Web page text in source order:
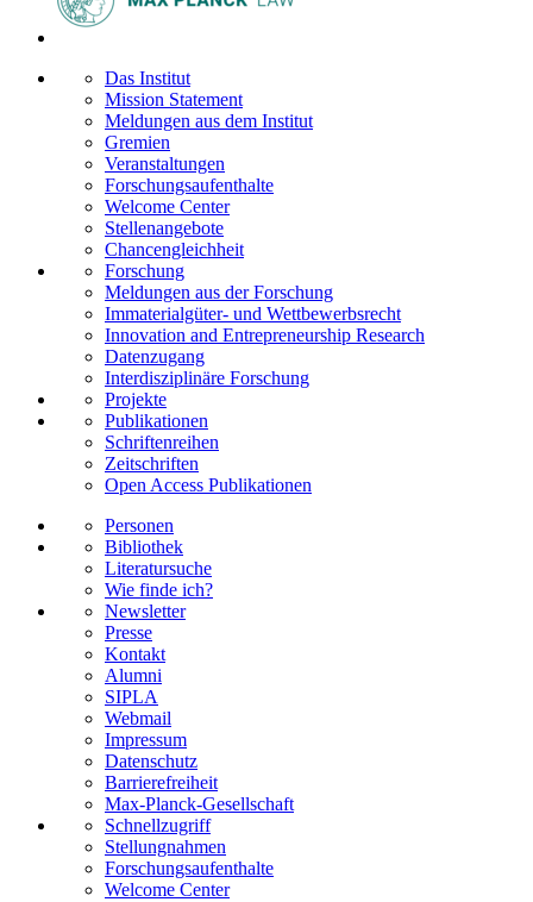
Das Institut
Mission Statement
Meldungen aus dem Institut
Gremien
Veranstaltungen
Forschungsaufenthalte
Welcome Center
Stellenangebote
Chancengleichheit
Forschung
Meldungen aus der Forschung
Immaterialgüter- und Wettbewerbsrecht
Innovation and Entrepreneurship Research
Datenzugang
Interdisziplinäre Forschung
Projekte
Publikationen
Schriftenreihen
Zeitschriften
Open Access Publikationen
Personen
Bibliothek
Literatursuche
Wie finde ich?
Newsletter
Presse
Kontakt
Alumni
SIPLA
Webmail
Impressum
Datenschutz
Barrierefreiheit
Max-Planck-Gesellschaft
Schnellzugriff
Stellungnahmen
Forschungsaufenthalte
Welcome Center